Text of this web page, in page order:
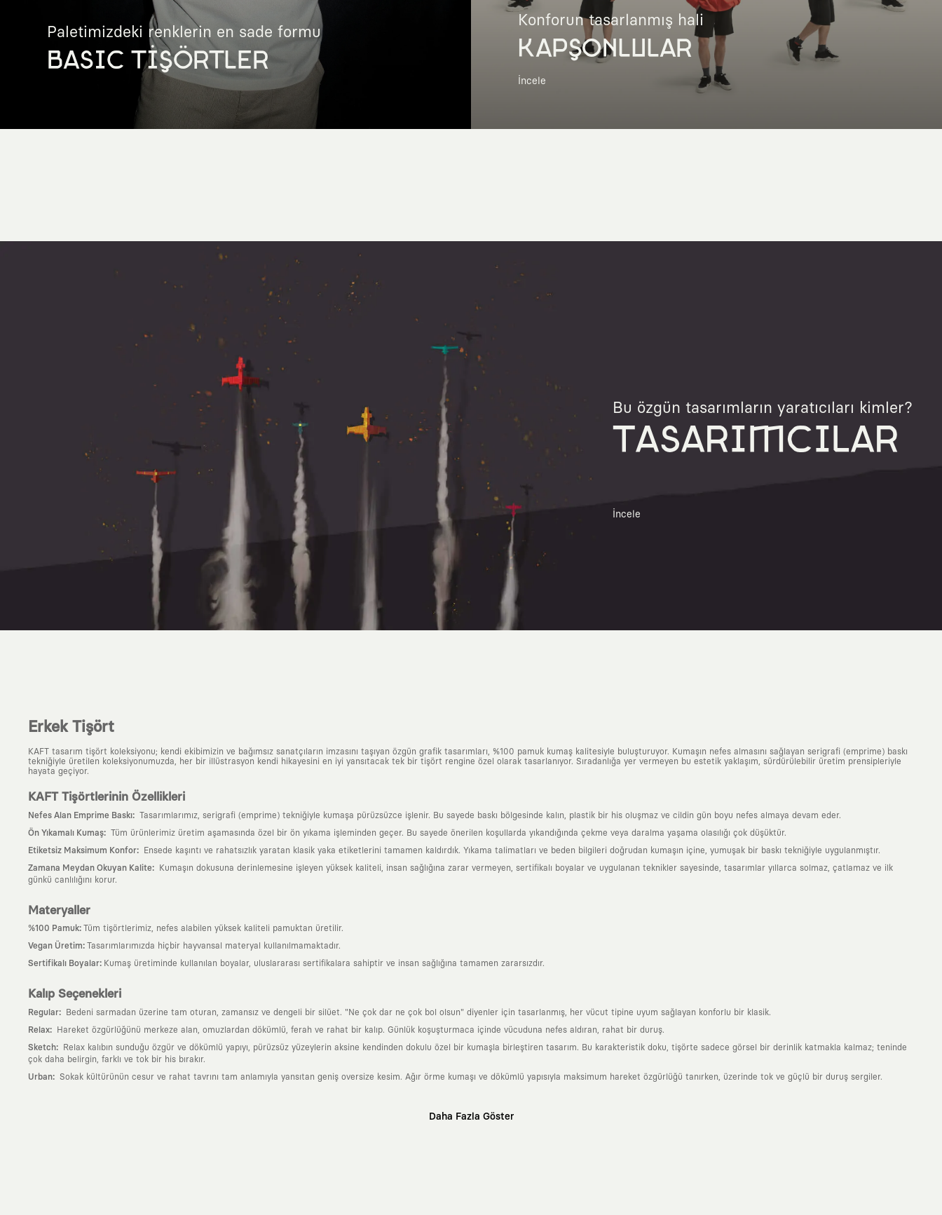
Paletimizdeki renklerin en sade formu
BASIC TİŞÖRTLER
Konforun tasarlanmış hali
KAPŞONLULAR
İncele
Bu özgün tasarımların yaratıcıları kimler?
TASARIMCILAR
İncele
Erkek Tişört
KAFT tasarım tişört koleksiyonu; kendi ekibimizin ve bağımsız sanatçıların imzasını taşıyan özgün grafik tasarımları, %100 pamuk kumaş kalitesiyle buluşturuyor. Kumaşın nefes almasını sağlayan serigrafi (emprime) baskı
tekniğiyle üretilen koleksiyonumuzda, her bir illüstrasyon kendi hikayesini en iyi yansıtacak tek bir tişört rengine özel olarak tasarlanıyor. Sıradanlığa yer vermeyen bu estetik yaklaşım, sürdürülebilir üretim prensipleriyle
hayata geçiyor.
KAFT Tişörtlerinin Özellikleri
Nefes Alan Emprime Baskı: Tasarımlarımız, serigrafi (emprime) tekniğiyle kumaşa pürüzsüzce işlenir. Bu sayede baskı bölgesinde kalın, plastik bir his oluşmaz ve cildin gün boyu nefes almaya devam eder.
Ön Yıkamalı Kumaş: Tüm ürünlerimiz üretim aşamasında özel bir ön yıkama işleminden geçer. Bu sayede önerilen koşullarda yıkandığında çekme veya daralma yaşama olasılığı çok düşüktür.
Etiketsiz Maksimum Konfor: Ensede kaşıntı ve rahatsızlık yaratan klasik yaka etiketlerini tamamen kaldırdık. Yıkama talimatları ve beden bilgileri doğrudan kumaşın içine, yumuşak bir baskı tekniğiyle uygulanmıştır.
Zamana Meydan Okuyan Kalite:
Kumaşın dokusuna derinlemesine işleyen yüksek kaliteli, insan sağlığına zarar vermeyen, sertifikalı boyalar ve uygulanan teknikler sayesinde, tasarımlar yıllarca solmaz, çatlamaz ve ilk
günkü canlılığını korur.
Materyaller
%100 Pamuk: Tüm tişörtlerimiz, nefes alabilen yüksek kaliteli pamuktan üretilir.
Vegan Üretim: Tasarımlarımızda hiçbir hayvansal materyal kullanılmamaktadır.
Sertifikalı Boyalar: Kumaş üretiminde kullanılan boyalar, uluslararası sertifikalara sahiptir ve insan sağlığına tamamen zararsızdır.
Kalıp Seçenekleri
Regular: Bedeni sarmadan üzerine tam oturan, zamansız ve dengeli bir silüet. "Ne çok dar ne çok bol olsun" diyenler için tasarlanmış, her vücut tipine uyum sağlayan konforlu bir klasik.
Relax: Hareket özgürlüğünü merkeze alan, omuzlardan dökümlü, ferah ve rahat bir kalıp. Günlük koşuşturmaca içinde vücuduna nefes aldıran, rahat bir duruş.
Sketch:
Relax kalıbın sunduğu özgür ve dökümlü yapıyı, pürüzsüz yüzeylerin aksine kendinden dokulu özel bir kumaşla birleştiren tasarım. Bu karakteristik doku, tişörte sadece görsel bir derinlik katmakla kalmaz; teninde
çok daha belirgin, farklı ve tok bir his bırakır.
Urban: Sokak kültürünün cesur ve rahat tavrını tam anlamıyla yansıtan geniş oversize kesim. Ağır örme kumaşı ve dökümlü yapısıyla maksimum hareket özgürlüğü tanırken, üzerinde tok ve güçlü bir duruş sergiler.
Daha Fazla Göster